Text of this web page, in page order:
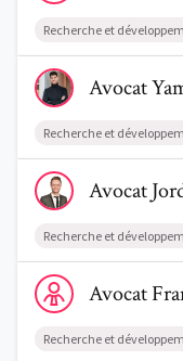
Recherche et
Voir le profil de
Avocat
Recherche et
Voir le profil de
Avocat
Recherche et
Voir le profil de
Avocat
Recherche et